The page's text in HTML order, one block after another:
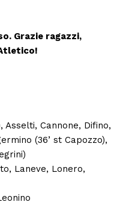
Grazie ragazzi,
Asselti, Cannone, Difino,
(36’ st Capozzo),
Laneve, Lonero,